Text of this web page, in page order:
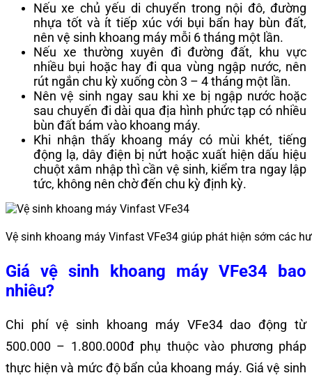
Nếu xe chủ yếu di chuyển trong nội đô, đường
nhựa tốt và ít tiếp xúc với bụi bẩn hay bùn đất,
nên vệ sinh khoang máy mỗi 6 tháng một lần.
Nếu xe thường xuyên đi đường đất, khu vực
nhiều bụi hoặc hay đi qua vùng ngập nước, nên
rút ngắn chu kỳ xuống còn 3 – 4 tháng một lần.
Nên vệ sinh ngay sau khi xe bị ngập nước hoặc
sau chuyến đi dài qua địa hình phức tạp có nhiều
bùn đất bám vào khoang máy.
Khi nhận thấy khoang máy có mùi khét, tiếng
động lạ, dây điện bị nứt hoặc xuất hiện dấu hiệu
chuột xâm nhập thì cần vệ sinh, kiểm tra ngay lập
tức, không nên chờ đến chu kỳ định kỳ.
Vệ sinh khoang máy Vinfast VFe34 giúp phát hiện sớm các
Giá vệ sinh khoang máy VFe34 bao
nhiêu?
Chi phí vệ sinh khoang máy VFe34 dao động từ
500.000 – 1.800.000đ phụ thuộc vào phương pháp
thực hiện và mức độ bẩn của khoang máy. Giá vệ sinh